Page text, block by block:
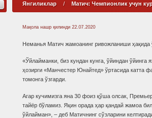
Янгиликлар / Матич: Чемпионлик учун
Мақола нашр қилинди 22.07.2020
Неманья Матич жамоанинг ривожланиши ҳақида
«Ўйлайманки, биз кундан кунга, ўйиндан
ҳозирги «Манчестер Юнайтед» ўртасида катта
томонга ўзгарди.
Агар кучимизга яна 30 фоиз қўша олсак,
тайёр бўламиз. Яқин орада ҳар қандай жамоа
ўйлайман», – деб Матичнинг сўзларини